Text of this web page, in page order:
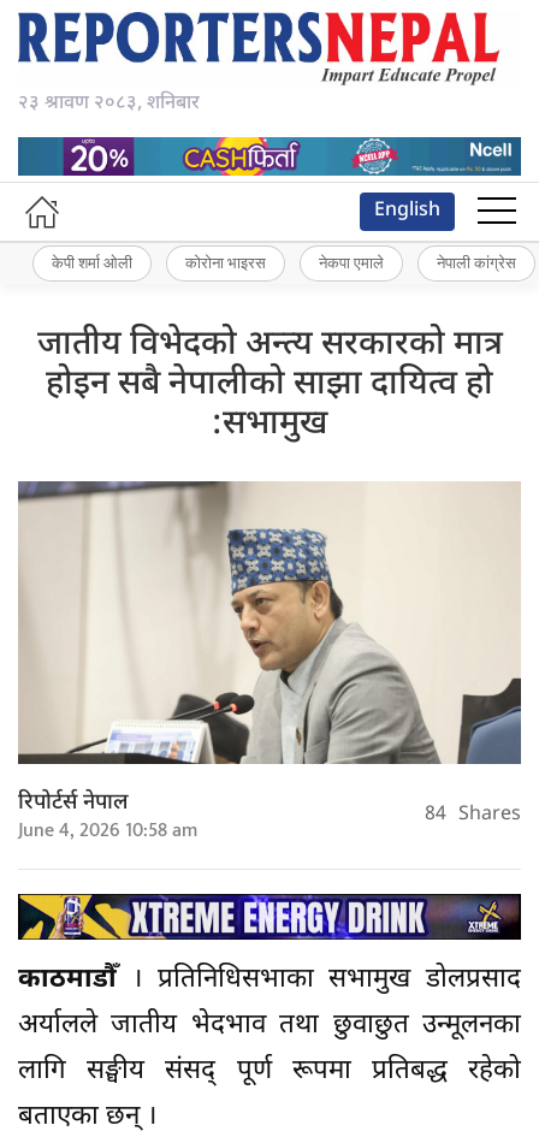
२३ श्रावण २०८३, शनिबार
English
केपी शर्मा ओली कोरोना भाइरस नेकपा एमाले नेपाली कांग्रेस
जातीय विभेदको अन्त्य सरकारको मात्र
होइन सबै नेपालीको साझा दायित्व हो
:सभामुख
रिपोर्टर्स नेपाल
June 4, 2026 10:58 am 84 Shares
काठमाडौँ । प्रतिनिधिसभाका सभामुख डोलप्रसाद
अर्यालले जातीय भेदभाव तथा छुवाछुत उन्मूलनका
लागि सङ्घीय संसद् पूर्ण रूपमा प्रतिबद्ध रहेको
बताएका छन् ।